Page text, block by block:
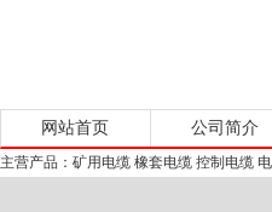
网站首页 公司简介
主营产品：矿用电缆 橡套电缆 控制电缆